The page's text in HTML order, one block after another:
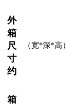
外
箱
尺
寸
约
（宽*深*高）
箱